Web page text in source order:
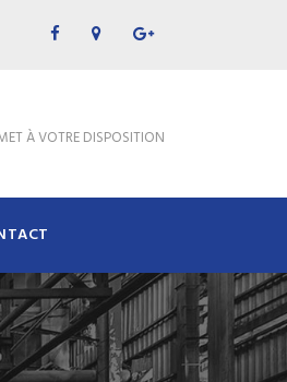
À VOTRE DISPOSITION